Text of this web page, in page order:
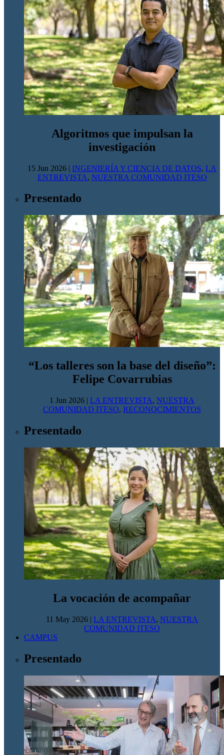
Algoritmos que impulsan la
investigación
15 Jun 2026 | INGENIERÍA Y CIENCIA DE DATOS, LA
ENTREVISTA, NUESTRA COMUNIDAD ITESO
Presentado
“Los talleres son la base del diseño”:
Felipe Covarrubias
1 Jun 2026 | LA ENTREVISTA, NUESTRA
COMUNIDAD ITESO, RECONOCIMIENTOS
Presentado
La vocación de acompañar
11 May 2026 | LA ENTREVISTA, NUESTRA
COMUNIDAD ITESO
CAMPUS
Presentado